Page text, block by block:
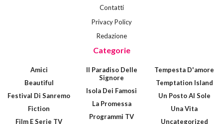
Contatti
Privacy Policy
Redazione
Categorie
Amici
Beautiful
Festival Di Sanremo
Fiction
Film E Serie TV
Il Paradiso Delle
Signore
Isola Dei Famosi
La Promessa
Programmi TV
Tempesta D'amore
Temptation Island
Un Posto Al Sole
Una Vita
Uncategorized